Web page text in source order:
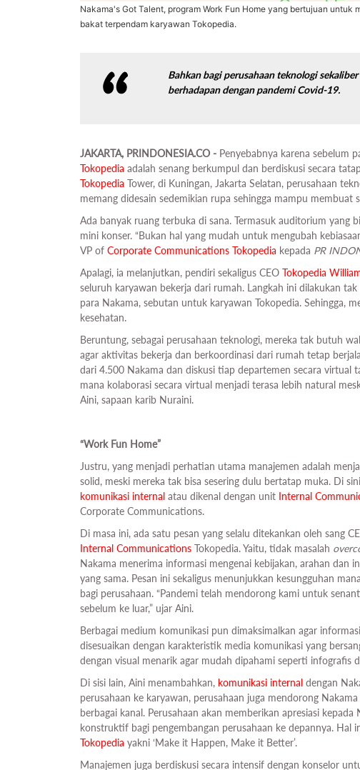
Nakama's Got Talent, program Work Fun Home yang bertujuan untuk
bakat terpendam karyawan Tokopedia.
Bahkan bagi perusahaan teknologi
berhadapan dengan pandemi Covid-19.
JAKARTA, PRINDONESIA.CO - Penyebabnya karena sebelum
Tokopedia adalah senang berkumpul dan berdiskusi secara
Tokopedia Tower, di Kuningan, Jakarta Selatan, perusahaan
memang didesain sedemikian rupa sehingga mampu membuat
Ada banyak ruang terbuka di sana. Termasuk auditorium yang
mini konser. “Bukan hal yang mudah untuk mengubah
VP of Corporate Communications Tokopedia kepada PR
Apalagi, ia melanjutkan, pendiri sekaligus CEO Tokopedia
seluruh karyawan bekerja dari rumah. Langkah ini dilakukan
para Nakama, sebutan untuk karyawan Tokopedia. Sehingga,
kesehatan.
Beruntung, sebagai perusahaan teknologi, mereka tak butuh
agar aktivitas bekerja dan berkoordinasi dari rumah tetap
dari 4.500 Nakama dan diskusi tiap departemen secara virtual
mana kolaborasi secara virtual menjadi terasa lebih natural
Aini, sapaan karib Nuraini.
“Work Fun Home”
Justru, yang menjadi perhatian utama manajemen adalah
solid, meski mereka tak bisa sesering dulu bertatap muka. Di
komunikasi internal atau dikenal dengan unit Internal
Corporate Communications.
Di masa ini, ada satu pesan yang selalu ditekankan oleh sang
Internal Communications Tokopedia. Yaitu, tidak masalah
Nakama menerima informasi mengenai kebijakan, arahan dan
yang sama. Pesan ini sekaligus menunjukkan kesungguhan
bagi perusahaan. “Pandemi telah mendorong kami untuk
sebelum ke luar,” ujar Aini.
Berbagai medium komunikasi pun dimaksimalkan agar
disesuaikan dengan karakteristik media komunikasi yang
dengan visual menarik agar mudah dipahami seperti infografis
Di sisi lain, Aini menambahkan, komunikasi internal dengan
perusahaan ke karyawan, perusahaan juga mendorong
berbagai kanal. Perusahaan akan memberikan apresiasi
konstruktif bagi pengembangan perusahaan ke depannya. Hal
Tokopedia yakni ‘Make it Happen, Make it Better’.
Manajemen juga berdiskusi secara intensif dengan konselor